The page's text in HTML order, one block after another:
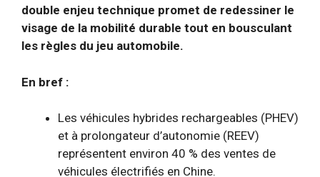
double enjeu technique promet de redessiner le
visage de la mobilité durable tout en bousculant
les règles du jeu automobile.
En bref :
Les véhicules hybrides rechargeables (PHEV)
et à prolongateur d’autonomie (REEV)
représentent environ 40 % des ventes de
véhicules électrifiés en Chine.